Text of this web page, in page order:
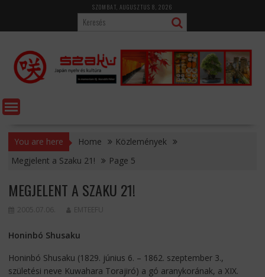
content
SZOMBAT, AUGUSZTUS 8, 2026
You are here Home
Közlemények
Megjelent a Szaku 21!
Page 5
MEGJELENT A SZAKU 21!
2005.07.06. EMTEEFU
Honinbó Shusaku
Honinbó Shusaku (1829. június 6. – 1862. szeptember 3.,
születési neve Kuwahara Torajiró) a gó aranykorának, a XIX.